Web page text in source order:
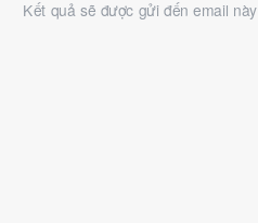
Kết quả sẽ được gửi đến email này